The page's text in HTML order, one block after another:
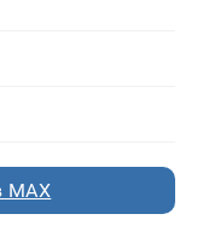
MAX